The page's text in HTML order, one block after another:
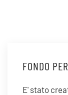
FONDO
E' stato